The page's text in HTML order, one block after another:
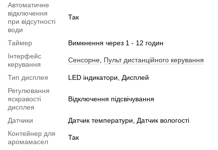
Автоматичне
відключення
при відсутності
води
Так
Таймер
Вимкнення через 1 - 12 годин
Інтерфейс
керування
Сенсорне Пульт дистанційного керування
Тип дисплея
LED індикатори, Дисплей
Регулювання
яскравості
дисплея
Відключення підсвічування
Датчики
Датчик температури, Датчик вологості
Контейнер для
аромамасел
Так